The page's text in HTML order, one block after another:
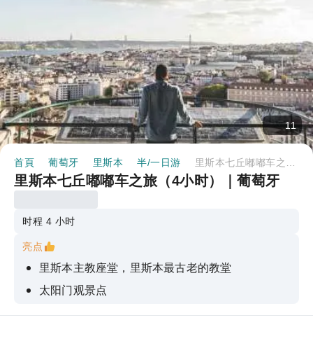
11
首頁 葡萄牙 里斯本 半/一日游
里斯本七丘嘟嘟车之旅（4小时）｜葡萄牙
时程 4 小时
亮点
里斯本主教座堂，里斯本最古老的教堂
太阳门观景点
埃斯特雷拉大教堂靠近埃斯特雷拉美丽的花园